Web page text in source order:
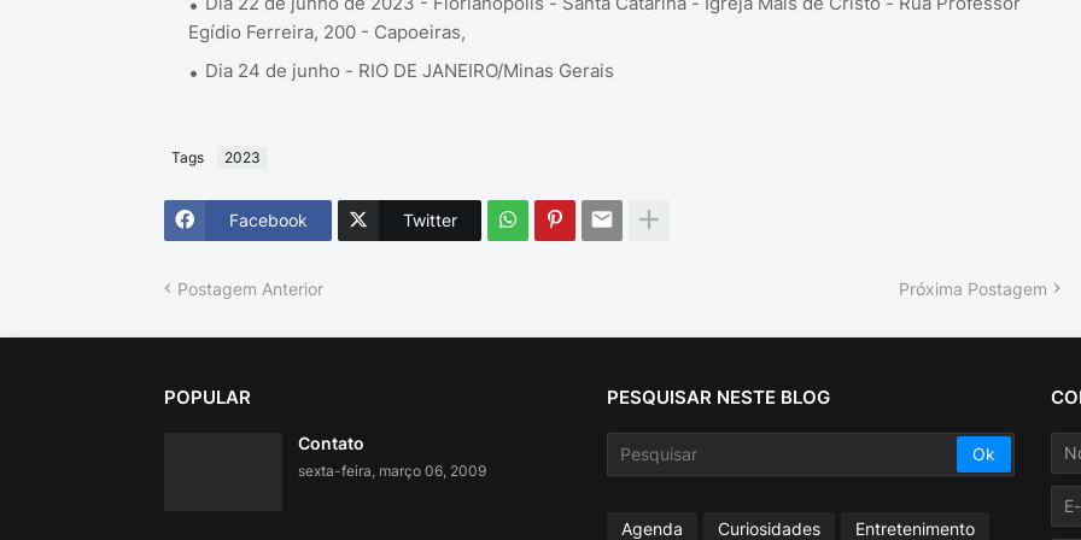
Egídio Ferreira, 200 - Capoeiras,
Dia 24 de junho - RIO DE JANEIRO/Minas Gerais
Tags 2023
Facebook Twitter
Postagem Anterior Próxima Postagem
POPULAR
Contato
sexta-feira, março 06, 2009
PESQUISAR NESTE BLOG
Agenda Curiosidades Entretenimento